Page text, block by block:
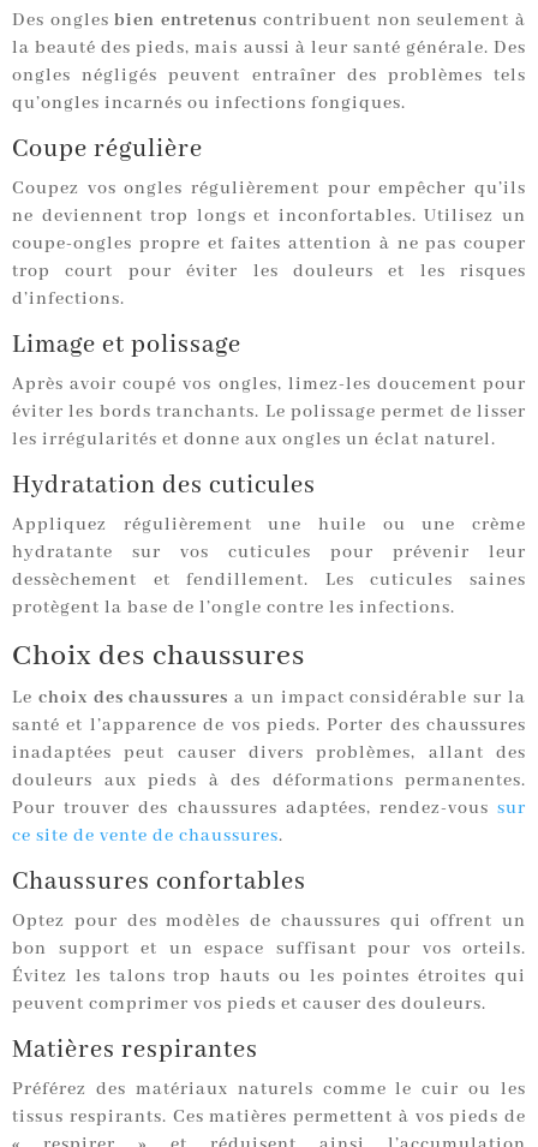
Des onglesbien entretenus contribuent non seulement à
la beauté des pieds, mais aussi à leur santé générale. Des
ongles négligés peuvent entraîner des problèmes tels
qu’ongles incarnés ou infections fongiques.
Coupe régulière
Coupez vos ongles régulièrement pour empêcher qu’ils
ne deviennent trop longs et inconfortables. Utilisez un
coupe-ongles propre et faites attention à ne pas couper
trop court pour éviter les douleurs et les risques
d’infections.
Limage et polissage
Après avoir coupé vos ongles, limez-les doucement pour
éviter les bords tranchants. Le polissage permet de lisser
les irrégularités et donne aux ongles un éclat naturel.
Hydratation des cuticules
Appliquez régulièrement une huile ou une crème
hydratante sur vos cuticules pour prévenir leur
dessèchement et fendillement. Les cuticules saines
protègent la base de l’ongle contre les infections.
Choix des chaussures
Le choix des chaussures a un impact considérable sur la
santé et l’apparence de vos pieds. Porter des chaussures
inadaptées peut causer divers problèmes, allant des
douleurs aux pieds à des déformations permanentes.
Pour trouver des chaussures adaptées, rendez-vous sur
ce site de vente de chaussures.
Chaussures confortables
Optez pour des modèles de chaussures qui offrent un
bon support et un espace suffisant pour vos orteils.
Évitez les talons trop hauts ou les pointes étroites qui
peuvent comprimer vos pieds et causer des douleurs.
Matières respirantes
Préférez des matériaux naturels comme le cuir ou les
tissus respirants. Ces matières permettent à vos pieds de